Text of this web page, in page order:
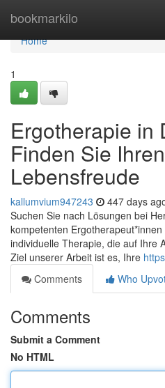
bookmarkilo
Home
Home
1
Ergotherapie in
Finden Sie
Lebensfreude
kallumvium947243 447 days
Suchen Sie nach Lösungen bei
kompetenten
individuelle Therapie, die auf Ihre
Ziel unserer Arbeit ist es, Ihre
Comments
Who
Comments
Submit a Comment
No HTML